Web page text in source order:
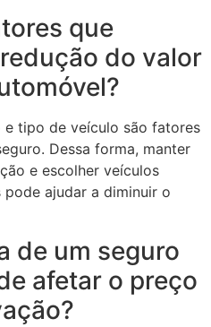
que
do valor
tipo de veículo são fatores
Dessa forma, manter
e escolher veículos
ajudar a diminuir o
de um seguro
afetar o preço